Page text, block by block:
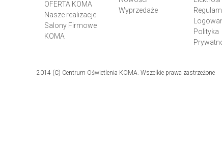
OFERTA KOMA
Nasze realizacje
Salony Firmowe
KOMA
Wyprzedaże
Polityka
2014 (C) Centrum Oświetlenia KOMA. Wszelkie prawa zastrzeżone